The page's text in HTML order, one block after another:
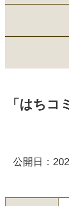
「はちコ
公開日：